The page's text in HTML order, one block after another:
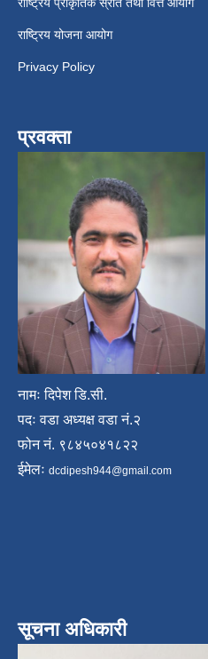
राष्ट्रिय योजना आयोग
Privacy Policy
प्रवक्ता
नामः दिपेश डि.सी.
पदः वडा अध्यक्ष वडा नं.२
फोन नं. ९८४५०४१८२२
ईमेलः dcdipesh944@gmail.com
सूचना अधिकारी